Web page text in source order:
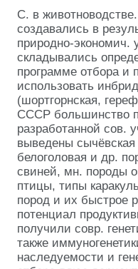
С. в
создавались в
природно-экономич.
складывались
программе отбора и
использовать
(шортгорнская,
СССР большинство
разработанной сов.
выведены сычёвская
белоголовая и др.
свиней, мн. породы
птицы, типы
пород и их быстрое
потенциал
получили совр.
также
наследуемости и